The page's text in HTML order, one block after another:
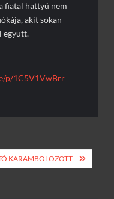
fiatal hattyú nem
akit sokan
együtt.
p/1C5V1VwBrr
KARAMBOLOZOTT